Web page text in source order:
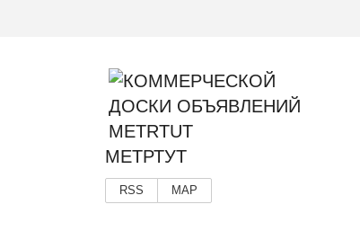
МЕТРТУТ
RSS MAP